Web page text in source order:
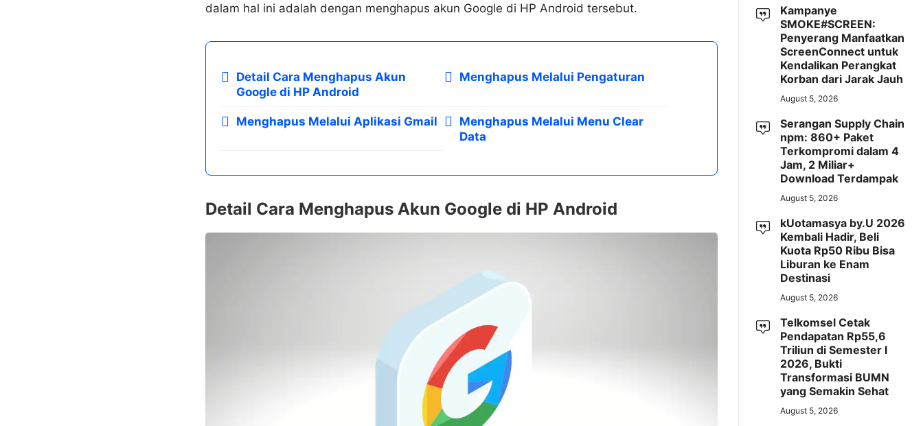
dalam hal ini adalah dengan menghapus akun Google di HP Android tersebut.
Detail Cara Menghapus Akun
Google di HP Android
Menghapus Melalui Pengaturan
Menghapus Melalui Aplikasi Gmail
Menghapus Melalui Menu Clear
Data
Detail Cara Menghapus Akun Google di HP Android
Kampanye
SMOKE#SCREEN:
Penyerang Manfaatkan
ScreenConnect untuk
Kendalikan Perangkat
Korban dari Jarak Jauh
August 5, 2026
Serangan Supply Chain
npm: 860+ Paket
Terkompromi dalam 4
Jam, 2 Miliar+
Download Terdampak
August 5, 2026
kUotamasya by.U 2026
Kembali Hadir, Beli
Kuota Rp50 Ribu Bisa
Liburan ke Enam
Destinasi
August 5, 2026
Telkomsel Cetak
Pendapatan Rp55,6
Triliun di Semester I
2026, Bukti
Transformasi BUMN
yang Semakin Sehat
August 5, 2026